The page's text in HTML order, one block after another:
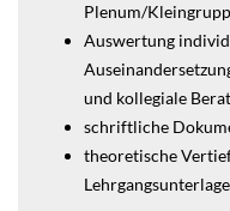
Plenum/
Auswertung
und kollegiale
schriftliche
theoretische